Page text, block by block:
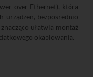
over Ethernet), która
urządzeń, bezpośrednio
ułatwia montaż
okablowania.